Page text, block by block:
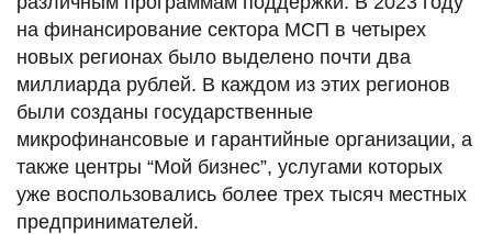
на финансирование сектора МСП в четырех
новых регионах было выделено почти два
миллиарда рублей. В каждом из этих регионов
были созданы государственные
микрофинансовые и гарантийные организации, а
также центры “Мой бизнес”, услугами которых
уже воспользовались более трех тысяч местных
предпринимателей.